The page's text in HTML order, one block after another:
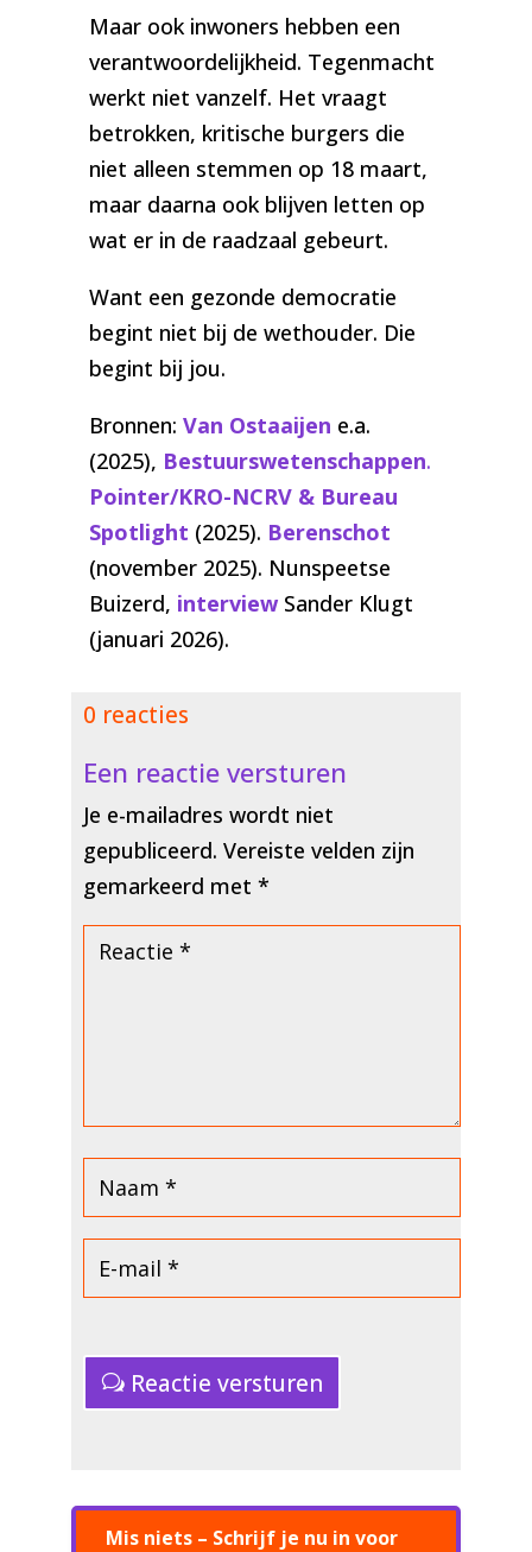
Maar ook inwoners hebben een
verantwoordelijkheid. Tegenmacht
werkt niet vanzelf. Het vraagt
betrokken, kritische burgers die
niet alleen stemmen op 18 maart,
maar daarna ook blijven letten op
wat er in de raadzaal gebeurt.
Want een gezonde democratie
begint niet bij de wethouder. Die
begint bij jou.
Bronnen: Van Ostaaijen e.a.
(2025), Bestuurswetenschappen.
Pointer/KRO-NCRV & Bureau
Spotlight (2025). Berenschot
(november 2025). Nunspeetse
Buizerd, interview Sander Klugt
(januari 2026).
0 reacties
Een reactie versturen
Je e-mailadres wordt niet
gepubliceerd. Vereiste velden zijn
gemarkeerd met *
Reactie versturen
Mis niets – Schrijf je nu in voor